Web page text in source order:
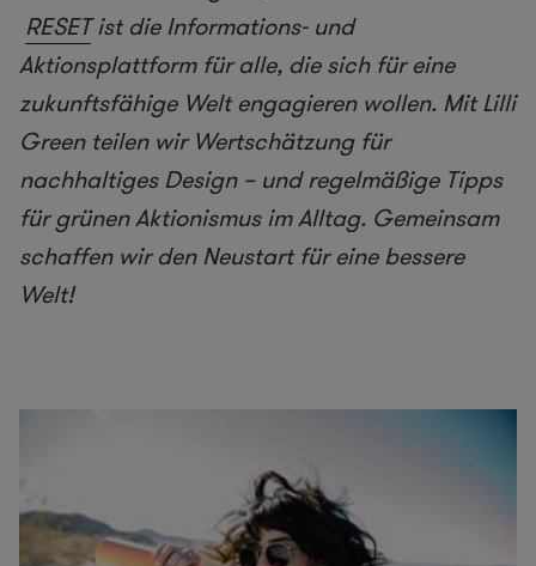
RESETist die Informations- und
Aktionsplattform für alle, die sich für eine
zukunftsfähige Welt engagieren wollen. Mit Lilli
Green teilen wir Wertschätzung für
nachhaltiges Design – und regelmäßige Tipps
für grünen Aktionismus im Alltag. Gemeinsam
schaffen wir den Neustart für eine bessere
Welt!